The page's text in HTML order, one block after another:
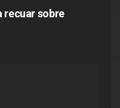
recuar sobre